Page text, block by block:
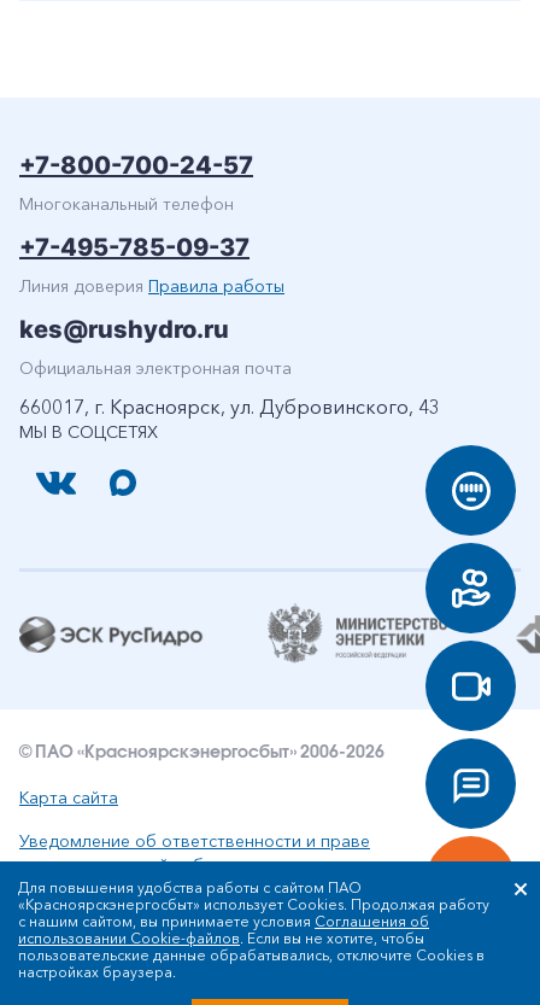
МЫ В СОЦСЕТЯХ
+7-800-700-24-57
Многоканальный телефон
+7-495-785-09-37
Линия доверия Правила работы
kes@rushydro.ru
Официальная электронная почта
660017, г. Красноярск, ул. Дубровинского, 43
© ПАО «Красноярскэнергосбыт» 2006-2026
Карта сайта
Уведомление об ответственности и праве
интеллектуальной собственности
Политика ПАО «Красноярскэнергосбыт» в отношении
обработки персональных данных
Для повышения удобства работы с сайтом ПАО
«Красноярскэнергосбыт» использует Cookies. Продолжая работу
с нашим сайтом, вы принимаете условия Соглашения об
использовании Cookie-файлов. Если вы не хотите, чтобы
пользовательские данные обрабатывались, отключите Cookies в
настройках браузера.